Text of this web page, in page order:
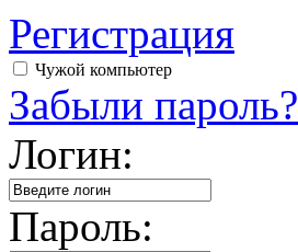
Регистрация
Чужой компьютер
Забыли пароль?
Логин:
Пароль: